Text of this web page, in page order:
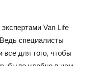
Van Life
специалисты
все для того, чтобы